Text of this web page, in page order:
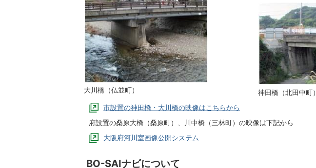
大川橋（仏並町）
神田橋（北田中町）
市設置の神田橋・大川橋の映像はこちらから
府設置の桑原大橋（桑原町）、川中橋（三林町）の映像は下記から
大阪府河川室画像公開システム
BO-SAIナビについて